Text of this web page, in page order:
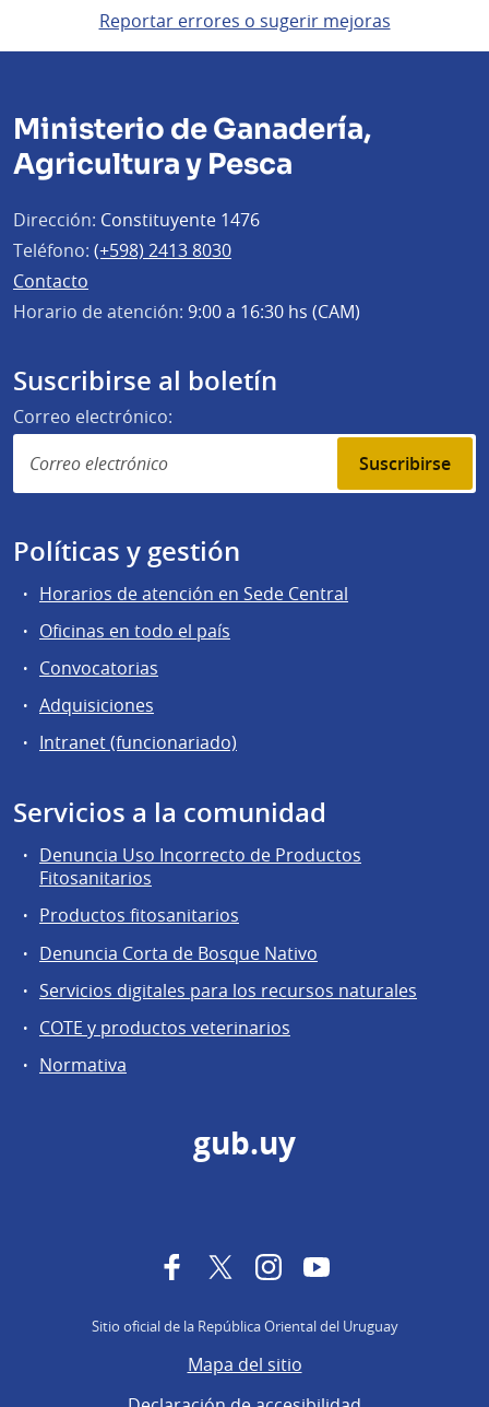
Reportar errores o sugerir mejoras
Ministerio de Ganadería,
Agricultura y Pesca
Dirección: Constituyente 1476
Teléfono: (+598) 2413 8030
Contacto
Horario de atención: 9:00 a 16:30 hs (CAM)
Suscribirse al boletín
Correo electrónico:
Suscribirse
Políticas y gestión
Horarios de atención en Sede Central
Oficinas en todo el país
Convocatorias
Adquisiciones
Intranet (funcionariado)
Servicios a la comunidad
Denuncia Uso Incorrecto de Productos
Fitosanitarios
Productos fitosanitarios
Denuncia Corta de Bosque Nativo
Servicios digitales para los recursos naturales
COTE y productos veterinarios
Normativa
gub.uy
FacebookTwitterInstagramYouTube
Sitio oficial de la República Oriental del Uruguay
Mapa del sitio